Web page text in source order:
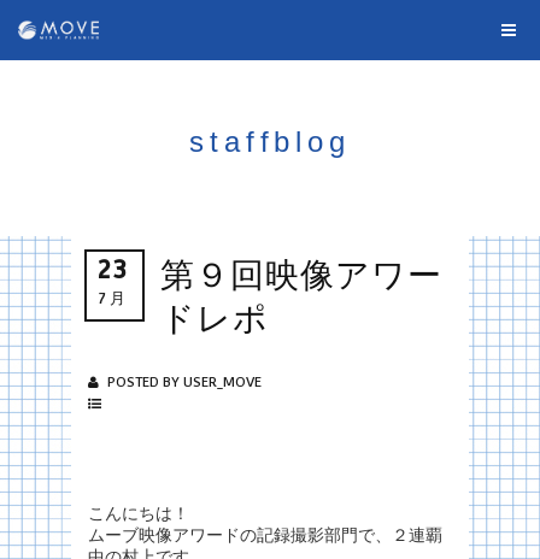
staffblog
23
7月
第９回映像アワー
ドレポ
POSTED BY USER_MOVE
こんにちは！
ムーブ映像アワードの記録撮影部門で、２連覇